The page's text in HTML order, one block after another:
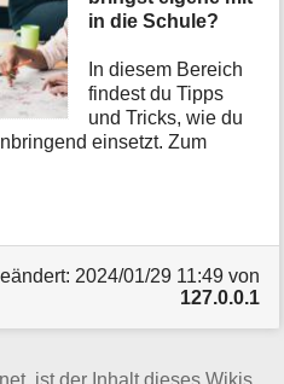
in die Schule?
In diesem Bereich
findest du Tipps
und Tricks, wie du
einsetzt. Zum
2024/01/29 11:49von
127.0.0.1
ist der Inhalt dieses Wikis